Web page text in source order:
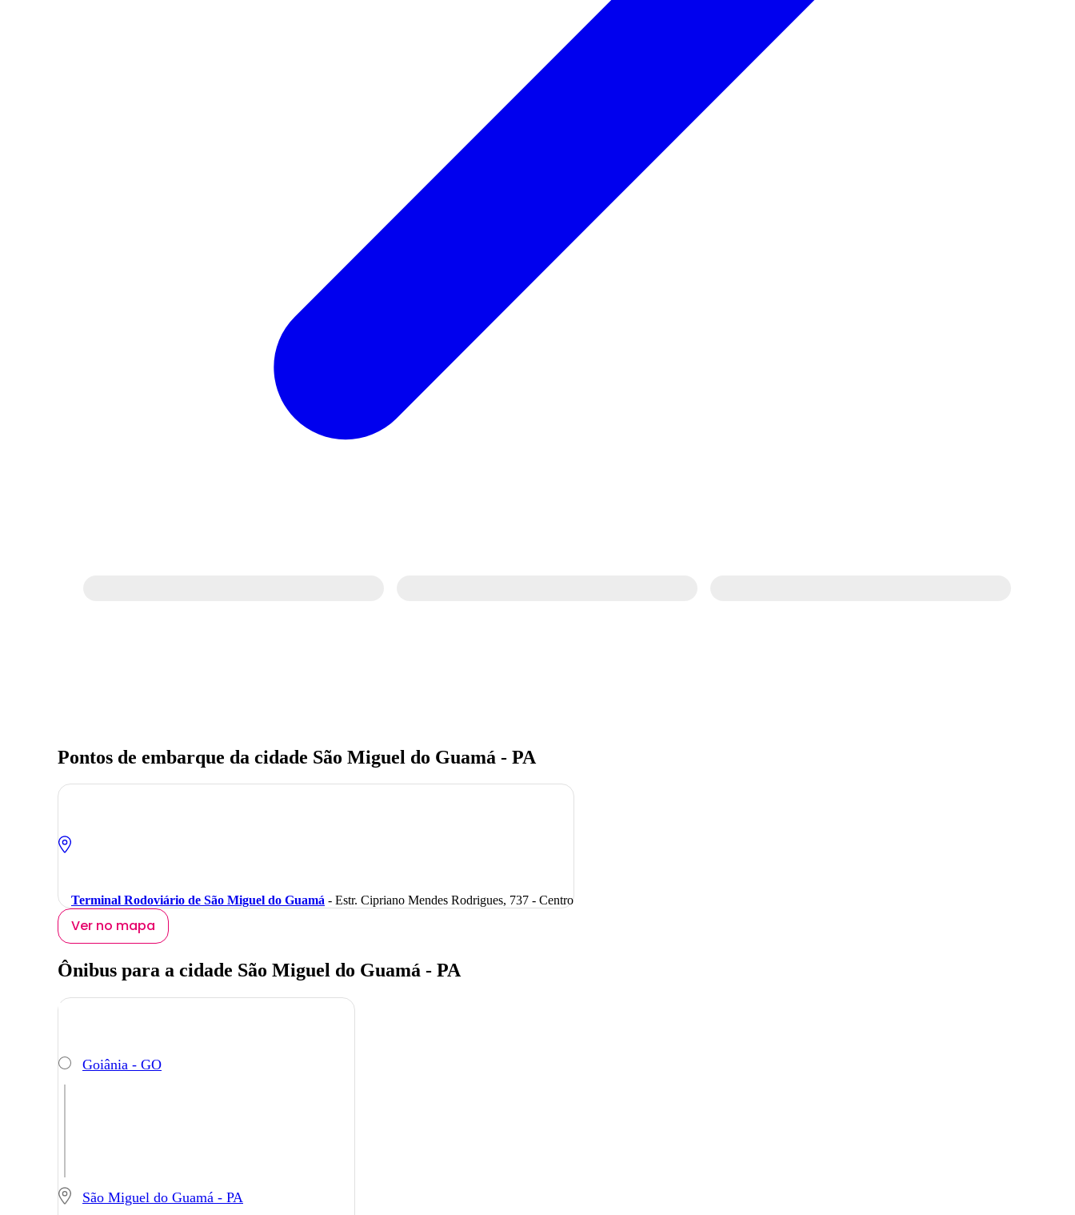
Pontos de embarque da cidade São Miguel do Guamá - PA
Terminal Rodoviário de São Miguel do Guamá - Estr. Cipriano Mendes Rodrigues, 737 - Centro
Ver no mapa
Ônibus para a cidade São Miguel do Guamá - PA
Goiânia - GO
São Miguel do Guamá - PA